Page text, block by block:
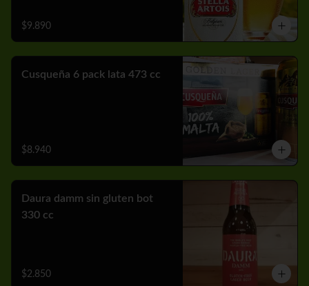
$9.890
Cusqueña 6 pack lata 473 cc
$8.940
Daura damm sin gluten bot
330 cc
$2.850